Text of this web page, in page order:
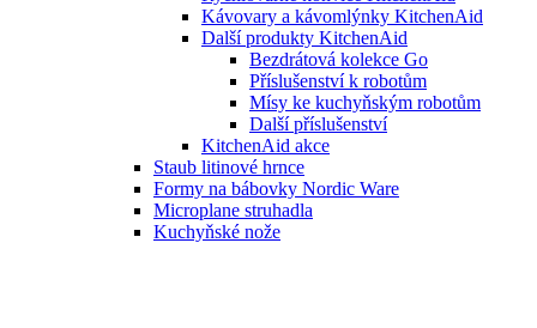
Kávovary a kávomlýnky KitchenAid
Další produkty KitchenAid
Bezdrátová kolekce Go
Příslušenství k robotům
Mísy ke kuchyňským robotům
Další příslušenství
KitchenAid akce
Staub litinové hrnce
Formy na bábovky Nordic Ware
Microplane struhadla
Kuchyňské nože